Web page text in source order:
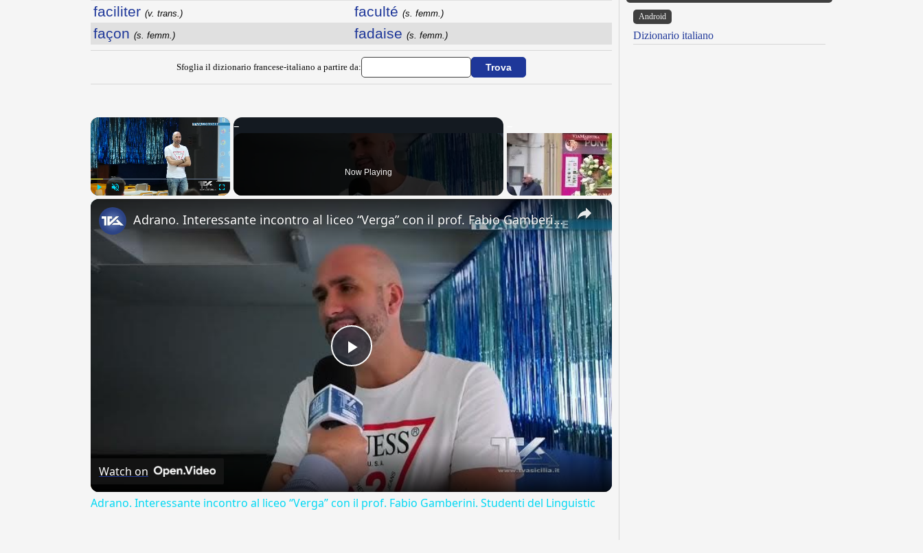
faciliter (v. trans.)
façon (s. femm.)
faculté (s. femm.)
fadaise (s. femm.)
Sfoglia il dizionario francese-italiano a partire da:
×
Now Playing
×
Play
Video
Adrano. Interessante incontro al liceo “Verga” con il prof. Fabio Gamberini. Studenti del Linguistic
Watch on
Adrano. Interessante incontro al liceo “Verga” con il prof. Fabio Gamberini. Studenti del Linguistic
Android
Dizionario italiano